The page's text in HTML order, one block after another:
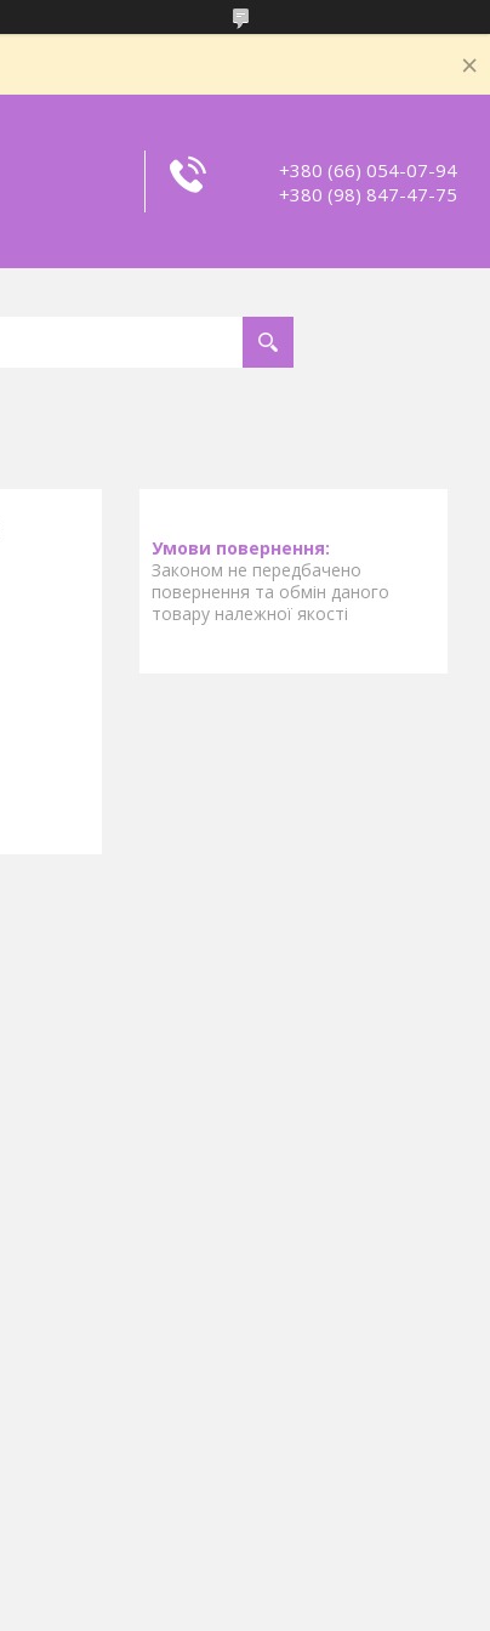
+380 (66) 054-07-94
+380 (98) 847-47-75
Законом не передбачено
повернення та обмін даного
товару належної якості